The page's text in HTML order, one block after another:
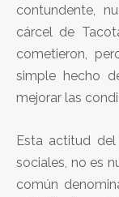
contundente,
cárcel de
cometieron,
simple hecho
mejorar las
Esta actitud
sociales, no es
común